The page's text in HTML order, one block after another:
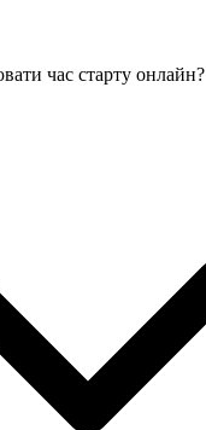
час старту онлайн?